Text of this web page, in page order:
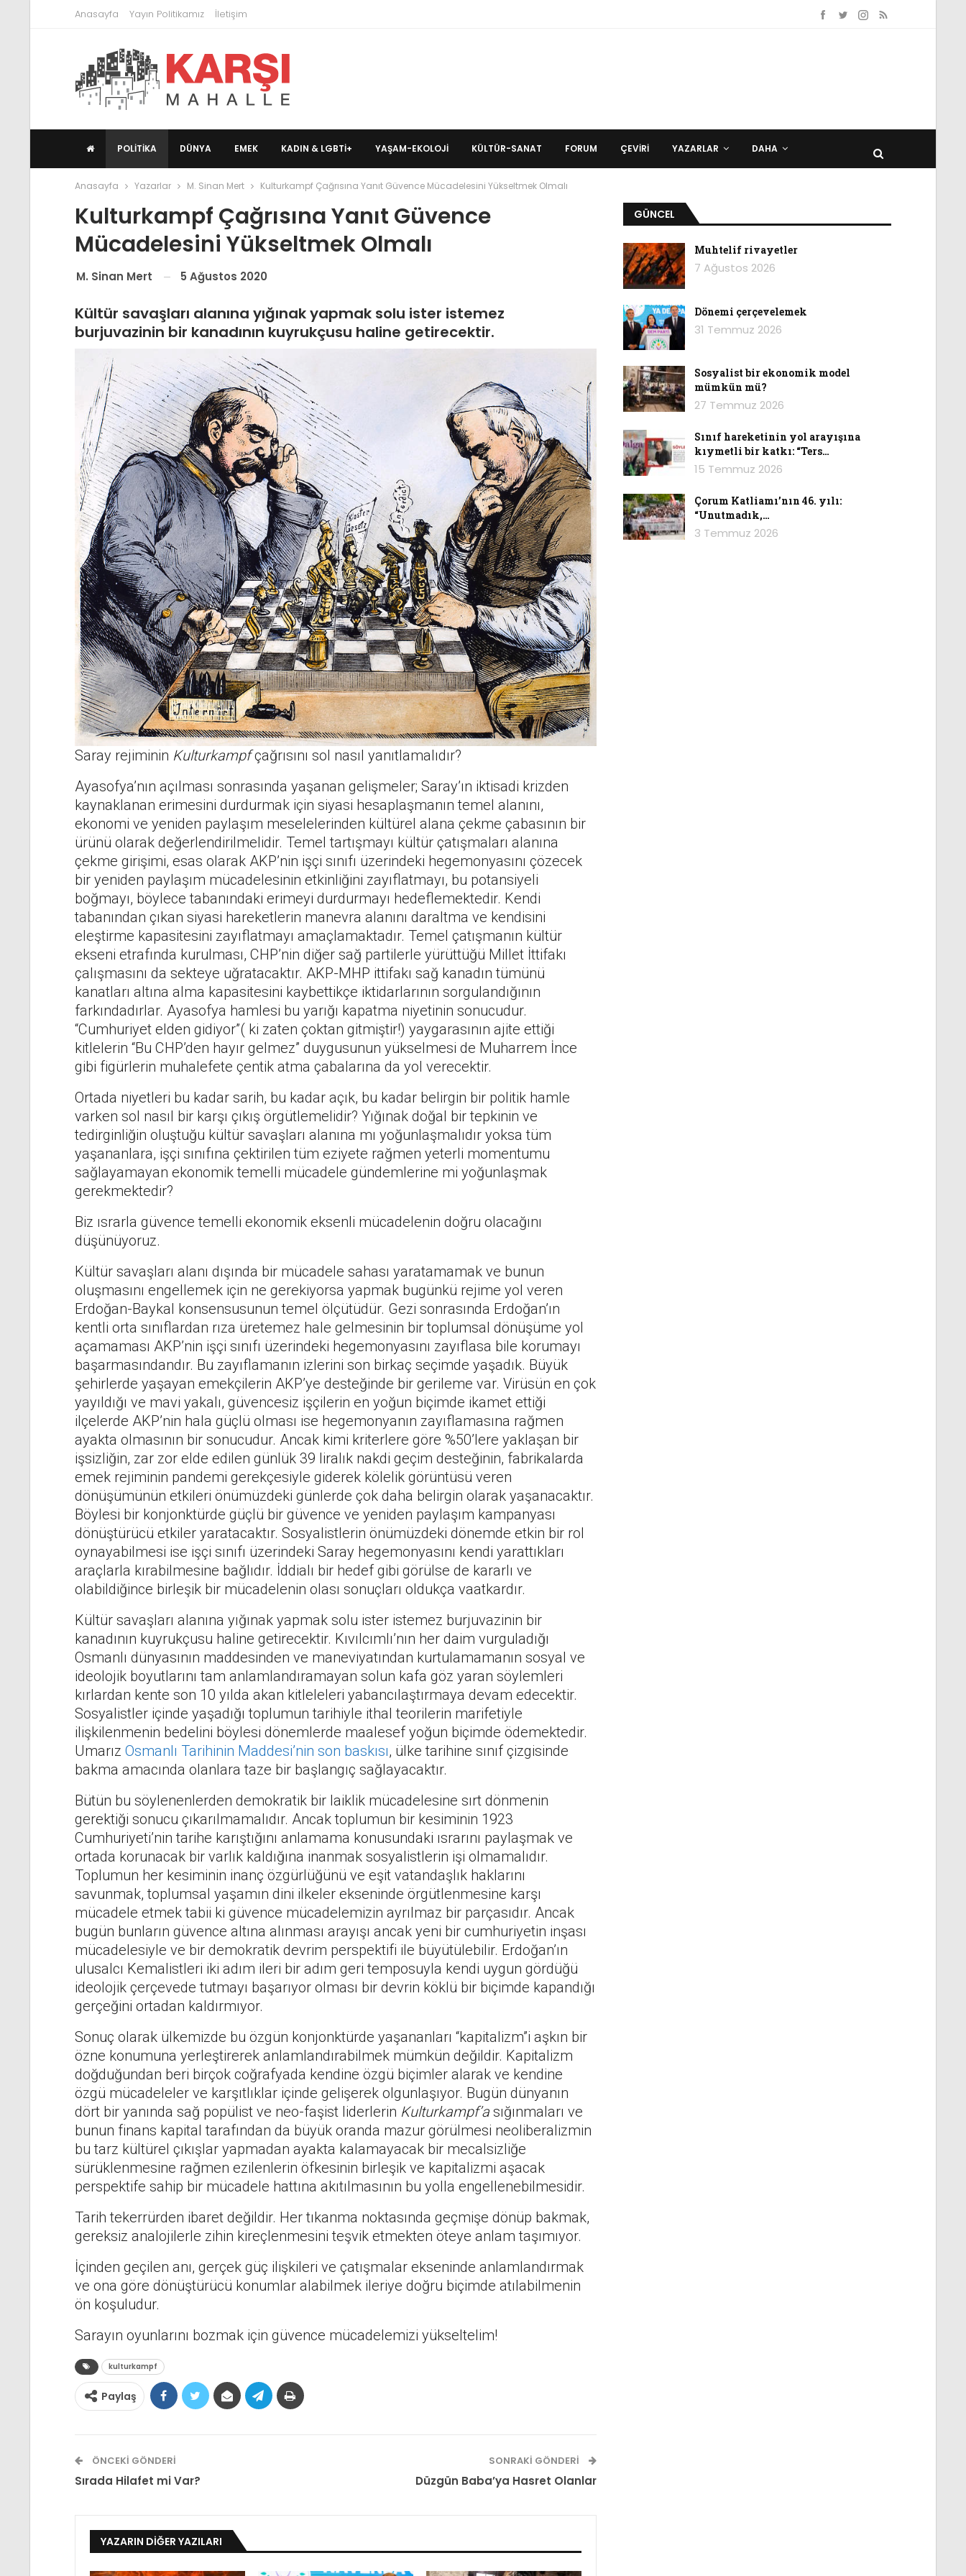
Anasayfa Yayın Politikamız İletişim
POLITIKA DÜNYA EMEK KADIN & LGBTİ+ YAŞAM-EKOLOJI KÜLTÜR-SANAT FORUM ÇEVIRI YAZARLAR DAHA
Anasayfa Yazarlar M. Sinan Mert Kulturkampf Çağrısına Yanıt Güvence Mücadelesini Yükseltmek Olmalı
Kulturkampf Çağrısına Yanıt Güvence
Mücadelesini Yükseltmek Olmalı
M. Sinan Mert 5 Ağustos 2020
Kültür savaşları alanına yığınak yapmak solu ister istemez
burjuvazinin bir kanadının kuyrukçusu haline getirecektir.
Saray rejiminin Kulturkampfçağrısını sol nasıl yanıtlamalıdır?
Ayasofya’nın açılması sonrasında yaşanan gelişmeler; Saray’ın iktisadi krizden
kaynaklanan erimesini durdurmak için siyasi hesaplaşmanın temel alanını,
ekonomi ve yeniden paylaşım meselelerinden kültürel alana çekme çabasının bir
ürünü olarak değerlendirilmelidir. Temel tartışmayı kültür çatışmaları alanına
çekme girişimi, esas olarak AKP’nin işçi sınıfı üzerindeki hegemonyasını çözecek
bir yeniden paylaşım mücadelesinin etkinliğini zayıflatmayı, bu potansiyeli
boğmayı, böylece tabanındaki erimeyi durdurmayı hedeflemektedir. Kendi
tabanından çıkan siyasi hareketlerin manevra alanını daraltma ve kendisini
eleştirme kapasitesini zayıflatmayı amaçlamaktadır. Temel çatışmanın kültür
ekseni etrafında kurulması, CHP’nin diğer sağ partilerle yürüttüğü Millet İttifakı
çalışmasını da sekteye uğratacaktır. AKP-MHP ittifakı sağ kanadın tümünü
kanatları altına alma kapasitesini kaybettikçe iktidarlarının sorgulandığının
farkındadırlar. Ayasofya hamlesi bu yarığı kapatma niyetinin sonucudur.
“Cumhuriyet elden gidiyor”( ki zaten çoktan gitmiştir!) yaygarasının ajite ettiği
kitlelerin “Bu CHP’den hayır gelmez” duygusunun yükselmesi de Muharrem İnce
gibi figürlerin muhalefete çentik atma çabalarına da yol verecektir.
Ortada niyetleri bu kadar sarih, bu kadar açık, bu kadar belirgin bir politik hamle
varken sol nasıl bir karşı çıkış örgütlemelidir? Yığınak doğal bir tepkinin ve
tedirginliğin oluştuğu kültür savaşları alanına mı yoğunlaşmalıdır yoksa tüm
yaşananlara, işçi sınıfına çektirilen tüm eziyete rağmen yeterli momentumu
sağlayamayan ekonomik temelli mücadele gündemlerine mi yoğunlaşmak
gerekmektedir?
Biz ısrarla güvence temelli ekonomik eksenli mücadelenin doğru olacağını
düşünüyoruz.
Kültür savaşları alanı dışında bir mücadele sahası yaratamamak ve bunun
oluşmasını engellemek için ne gerekiyorsa yapmak bugünkü rejime yol veren
Erdoğan-Baykal konsensusunun temel ölçütüdür. Gezi sonrasında Erdoğan’ın
kentli orta sınıflardan rıza üretemez hale gelmesinin bir toplumsal dönüşüme yol
açamaması AKP’nin işçi sınıfı üzerindeki hegemonyasını zayıflasa bile korumayı
başarmasındandır. Bu zayıflamanın izlerini son birkaç seçimde yaşadık. Büyük
şehirlerde yaşayan emekçilerin AKP’ye desteğinde bir gerileme var. Virüsün en çok
yayıldığı ve mavi yakalı, güvencesiz işçilerin en yoğun biçimde ikamet ettiği
ilçelerde AKP’nin hala güçlü olması ise hegemonyanın zayıflamasına rağmen
ayakta olmasının bir sonucudur. Ancak kimi kriterlere göre %50’lere yaklaşan bir
işsizliğin, zar zor elde edilen günlük 39 liralık nakdi geçim desteğinin, fabrikalarda
emek rejiminin pandemi gerekçesiyle giderek kölelik görüntüsü veren
dönüşümünün etkileri önümüzdeki günlerde çok daha belirgin olarak yaşanacaktır.
Böylesi bir konjonktürde güçlü bir güvence ve yeniden paylaşım kampanyası
dönüştürücü etkiler yaratacaktır. Sosyalistlerin önümüzdeki dönemde etkin bir rol
oynayabilmesi ise işçi sınıfı üzerindeki Saray hegemonyasını kendi yarattıkları
araçlarla kırabilmesine bağlıdır. İddialı bir hedef gibi görülse de kararlı ve
olabildiğince birleşik bir mücadelenin olası sonuçları oldukça vaatkardır.
Kültür savaşları alanına yığınak yapmak solu ister istemez burjuvazinin bir
kanadının kuyrukçusu haline getirecektir. Kıvılcımlı’nın her daim vurguladığı
Osmanlı dünyasının maddesinden ve maneviyatından kurtulamamanın sosyal ve
ideolojik boyutlarını tam anlamlandıramayan solun kafa göz yaran söylemleri
kırlardan kente son 10 yılda akan kitleleleri yabancılaştırmaya devam edecektir.
Sosyalistler içinde yaşadığı toplumun tarihiyle ithal teorilerin marifetiyle
ilişkilenmenin bedelini böylesi dönemlerde maalesef yoğun biçimde ödemektedir.
Umarız Osmanlı Tarihinin Maddesi’nin son baskısı, ülke tarihine sınıf çizgisinde
bakma amacında olanlara taze bir başlangıç sağlayacaktır.
Bütün bu söylenenlerden demokratik bir laiklik mücadelesine sırt dönmenin
gerektiği sonucu çıkarılmamalıdır. Ancak toplumun bir kesiminin 1923
Cumhuriyeti’nin tarihe karıştığını anlamama konusundaki ısrarını paylaşmak ve
ortada korunacak bir varlık kaldığına inanmak sosyalistlerin işi olmamalıdır.
Toplumun her kesiminin inanç özgürlüğünü ve eşit vatandaşlık haklarını
savunmak, toplumsal yaşamın dini ilkeler ekseninde örgütlenmesine karşı
mücadele etmek tabii ki güvence mücadelemizin ayrılmaz bir parçasıdır. Ancak
bugün bunların güvence altına alınması arayışı ancak yeni bir cumhuriyetin inşası
mücadelesiyle ve bir demokratik devrim perspektifi ile büyütülebilir. Erdoğan’ın
ulusalcı Kemalistleri iki adım ileri bir adım geri temposuyla kendi uygun gördüğü
ideolojik çerçevede tutmayı başarıyor olması bir devrin köklü bir biçimde kapandığı
gerçeğini ortadan kaldırmıyor.
Sonuç olarak ülkemizde bu özgün konjonktürde yaşananları “kapitalizm”i aşkın bir
özne konumuna yerleştirerek anlamlandırabilmek mümkün değildir. Kapitalizm
doğduğundan beri birçok coğrafyada kendine özgü biçimler alarak ve kendine
özgü mücadeleler ve karşıtlıklar içinde gelişerek olgunlaşıyor. Bugün dünyanın
dört bir yanında sağ popülist ve neo-faşist liderlerin Kulturkampf’asığınmaları ve
bunun finans kapital tarafından da büyük oranda mazur görülmesi neoliberalizmin
bu tarz kültürel çıkışlar yapmadan ayakta kalamayacak bir mecalsizliğe
sürüklenmesine rağmen ezilenlerin öfkesinin birleşik ve kapitalizmi aşacak
perspektife sahip bir mücadele hattına akıtılmasının bu yolla engellenebilmesidir.
Tarih tekerrürden ibaret değildir. Her tıkanma noktasında geçmişe dönüp bakmak,
gereksiz analojilerle zihin kireçlenmesini teşvik etmekten öteye anlam taşımıyor.
İçinden geçilen anı, gerçek güç ilişkileri ve çatışmalar ekseninde anlamlandırmak
ve ona göre dönüştürücü konumlar alabilmek ileriye doğru biçimde atılabilmenin
ön koşuludur.
Sarayın oyunlarını bozmak için güvence mücadelemizi yükseltelim!
kulturkampf
Paylaş
ÖNCEKI GÖNDERI
Sırada Hilafet mi Var?
SONRAKI GÖNDERI
Düzgün Baba’ya Hasret Olanlar
YAZARIN DIĞER YAZILARI
GÜNCEL
Muhtelif rivayetler
7 Ağustos 2026
Dönemi çerçevelemek
31 Temmuz 2026
Sosyalist bir ekonomik model
mümkün mü?
27 Temmuz 2026
Sınıf hareketinin yol arayışına
kıymetli bir katkı: “Ters…
15 Temmuz 2026
Çorum Katliamı’nın 46. yılı:
“Unutmadık,…
3 Temmuz 2026